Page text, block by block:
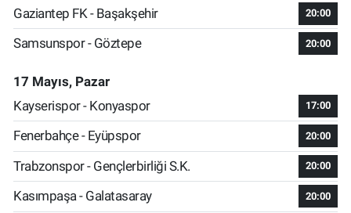
Gaziantep FK - Başakşehir 20:00
Samsunspor - Göztepe 20:00
17 Mayıs, Pazar
Kayserispor - Konyaspor
17:00
Fenerbahçe - Eyüpspor 20:00
Trabzonspor - Gençlerbirliği S.K. 20:00
Kasımpaşa - Galatasaray 20:00